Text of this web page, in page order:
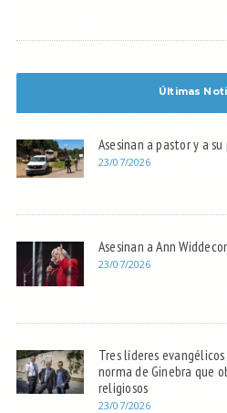
Últimas
Asesinan a pastor y a
23/07/2026
Asesinan a Ann
23/07/2026
Tres líderes
norma de Ginebra que
religiosos
23/07/2026